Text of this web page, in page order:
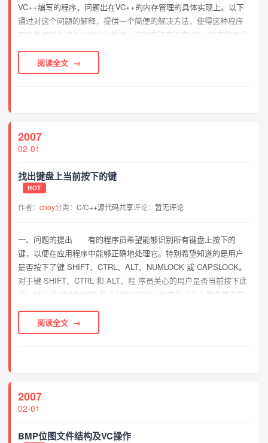
VC++编写的程序，问题出在VC++的内存管理的具体实现上。以下
通过对这个问题的解释，提供一个简便的解决方法，使得这种程序
在多处理器下避免出现运行瓶颈。这种方法在没有VC++程序的源代
码时也能用。问题 C和C++运行库提供了对于堆内存进行管理的...
阅读全文
2007
02-01
找出键盘上当前按下的键
HOT
作者：cboy分类：C/C++源代码共享评论：暂无评论
一、问题的提出 有的程序员希望能够识别所有键盘上按下的
键，以便在应用程序中能够正确地处理它。特别希望知道的是用户
是否按下了键 SHIFT、CTRL、ALT、NUMLOCK 或 CAPSLOCK。
对于键 SHIFT、CTRL 和 ALT，程 序员关心的用户是否当前按下此
键；对于键 NUMLOCK 和 CAPSLOCK，程序员只关心用户是否在
应用程序取得控制之前选取了此键。二、解决方法 这是一个
阅读全文
2007
02-01
BMP位图文件结构及VC操作